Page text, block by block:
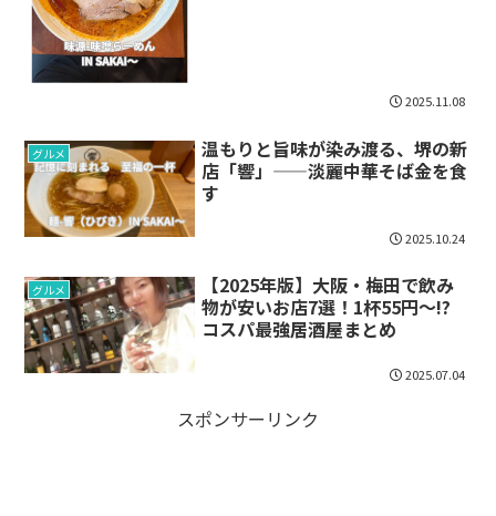
2025.11.08
グルメ
温もりと旨味が染み渡る、堺の新
店「響」——淡麗中華そば金を食
す
2025.10.24
グルメ
【2025年版】大阪・梅田で飲み
物が安いお店7選！1杯55円〜!?
コスパ最強居酒屋まとめ
2025.07.04
スポンサーリンク